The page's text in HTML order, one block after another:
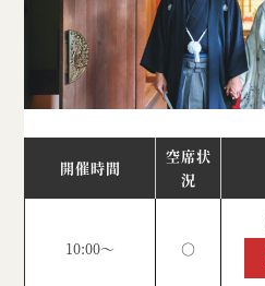
開催時間
空席状
況
10:00～ ○